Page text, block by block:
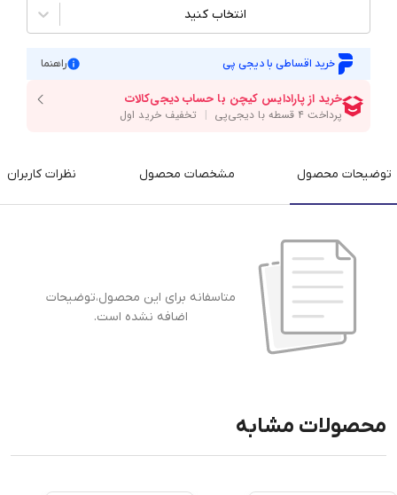
انتخاب کنید
خرید اقساطی با دیجی پی راهنما
توضیحات محصول مشخصات محصول نظرات کاربران
متاسفانه برای این محصول،توضیحات
اضافه نشده است.
محصولات مشابه